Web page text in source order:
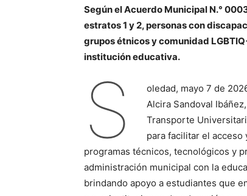
Según el Acuerdo Municipal N.°
estratos 1 y 2, personas con
grupos étnicos y comunidad
institución educativa.
S
oledad, mayo 7 de
Alcira Sandoval
Transporte
para facilitar el
programas técnicos, tecnológicos y
administración municipal con la
brindando apoyo a estudiantes que